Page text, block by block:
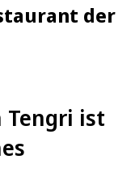
der
Tengri ist